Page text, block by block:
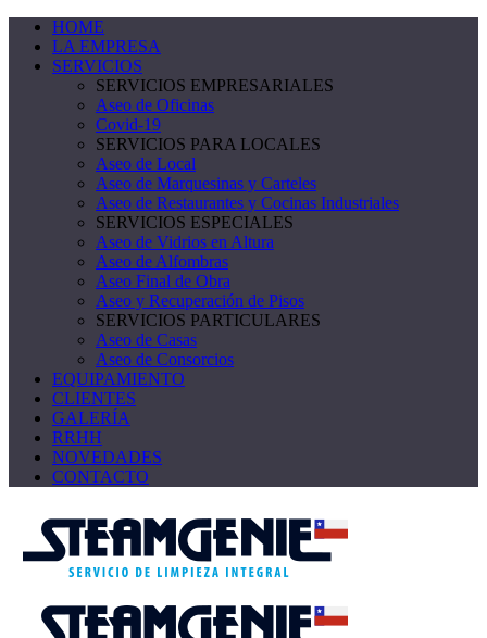
HOME
LA EMPRESA
SERVICIOS
SERVICIOS EMPRESARIALES
Aseo de Oficinas
Covid-19
SERVICIOS PARA LOCALES
Aseo de Local
Aseo de Marquesinas y Carteles
Aseo de Restaurantes y Cocinas Industriales
SERVICIOS ESPECIALES
Aseo de Vidrios en Altura
Aseo de Alfombras
Aseo Final de Obra
Aseo y Recuperación de Pisos
SERVICIOS PARTICULARES
Aseo de Casas
Aseo de Consorcios
EQUIPAMIENTO
CLIENTES
GALERÍA
RRHH
NOVEDADES
CONTACTO